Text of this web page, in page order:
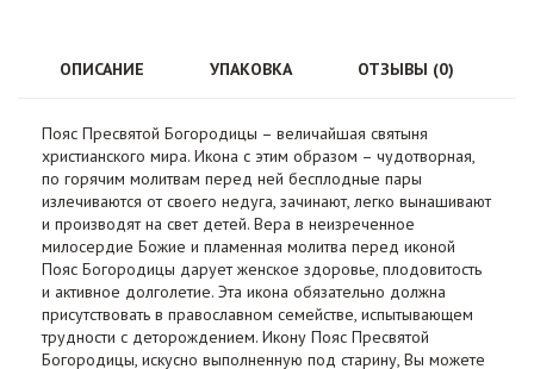
ОПИСАНИЕ УПАКОВКА ОТЗЫВЫ (0)
Пояс Пресвятой Богородицы – величайшая святыня
христианского мира. Икона с этим образом – чудотворная,
по горячим молитвам перед ней бесплодные пары
излечиваются от своего недуга, зачинают, легко вынашивают
и производят на свет детей. Вера в неизреченное
милосердие Божие и пламенная молитва перед иконой
Пояс Богородицы дарует женское здоровье, плодовитость
и активное долголетие. Эта икона обязательно должна
присутствовать в православном семействе, испытывающем
трудности с деторождением. Икону Пояс Пресвятой
Богородицы, искусно выполненную под старину, Вы можете